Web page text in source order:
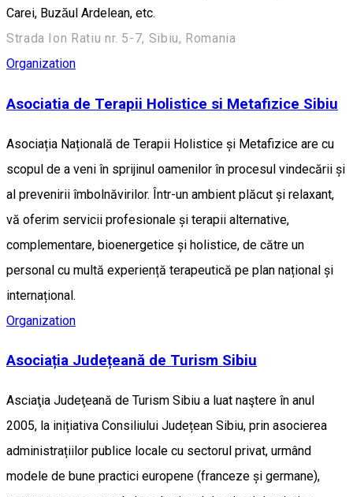
Carei, Buzăul Ardelean, etc.
Strada Ion Ratiu nr. 5-7, Sibiu, Romania
Organization
Asociatia de Terapii Holistice si Metafizice Sibiu
Asociația Națională de Terapii Holistice și Metafizice are cu
scopul de a veni în sprijinul oamenilor în procesul vindecării și
al prevenirii îmbolnăvirilor. Într-un ambient plăcut și relaxant,
vă oferim servicii profesionale și terapii alternative,
complementare, bioenergetice și holistice, de către un
personal cu multă experiență terapeutică pe plan național și
internațional.
Organization
Asociația Județeană de Turism Sibiu
Asciaţia Judeţeană de Turism Sibiu a luat naştere în anul
2005, la inițiativa Consiliului Județean Sibiu, prin asocierea
administrațiilor publice locale cu sectorul privat, urmând
modele de bune practici europene (franceze și germane),